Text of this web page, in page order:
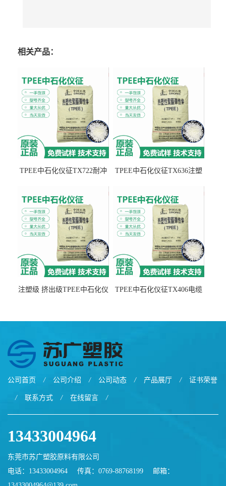
相关产品：
TPEE中石化仪征TX722耐冲
TPEE中石化仪征TX636注塑
注塑级 挤出级TPEE中石化仪
TPEE中石化仪征TX406电缆
公司首页 / 公司介绍 / 公司动态 / 产品展厅 / 证书荣誉
/ 联系方式 / 在线留言 /
13433004964
东莞市苏广塑胶原料有限公司
电话：13433004964
传真：0769-88768199
邮箱：